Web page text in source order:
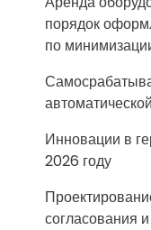
порядок
по
Инновации в
2026 году
согласования